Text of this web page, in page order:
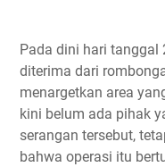
Pada dini hari tanggal
diterima dari
menargetkan area
kini belum ada pihak
serangan tersebut,
bahwa operasi itu